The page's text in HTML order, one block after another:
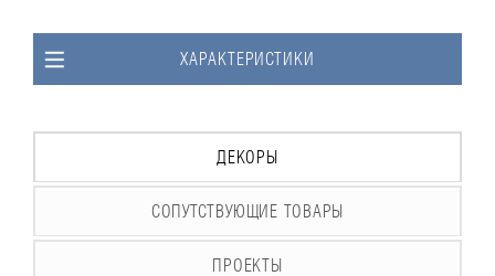
ХАРАКТЕРИСТИКИ
ДЕКОРЫ
СОПУТСТВУЮЩИЕ ТОВАРЫ
ПРОЕКТЫ